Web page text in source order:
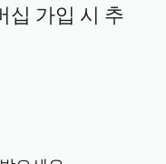
십 가입 시 추